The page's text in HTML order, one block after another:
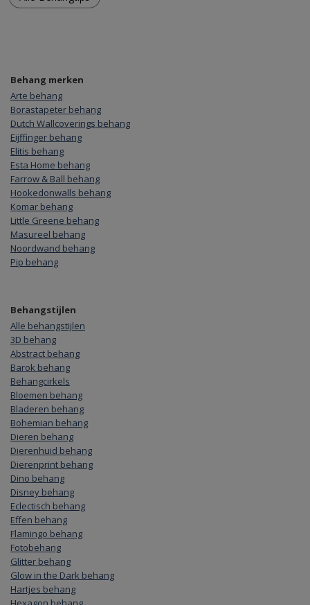
Behang merken
Arte behang
Borastapeter behang
Dutch Wallcoverings behang
Eijffinger behang
Elitis behang
Esta Home behang
Farrow & Ball behang
Hookedonwalls behang
Komar behang
Little Greene behang
Masureel behang
Noordwand behang
Pip behang
Behangstijlen
Alle behangstijlen
3D behang
Abstract behang
Barok behang
Behangcirkels
Bloemen behang
Bladeren behang
Bohemian behang
Dieren behang
Dierenhuid behang
Dierenprint behang
Dino behang
Disney behang
Eclectisch behang
Effen behang
Flamingo behang
Fotobehang
Glitter behang
Glow in the Dark behang
Hartjes behang